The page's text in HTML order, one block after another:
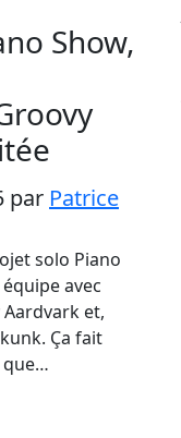
Show,
par Patrice
solo Piano
avec
et,
Ça fait
que…